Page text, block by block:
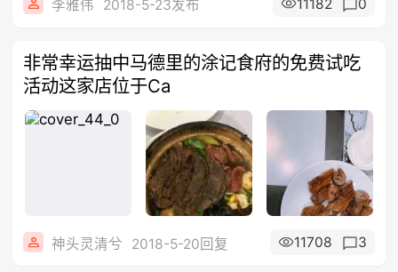
李雅伟 2018-5-23发布 11182 0
非常幸运抽中马德里的涂记食府的免费试吃
活动这家店位于Ca
神头灵清兮 2018-5-20回复 11708 3